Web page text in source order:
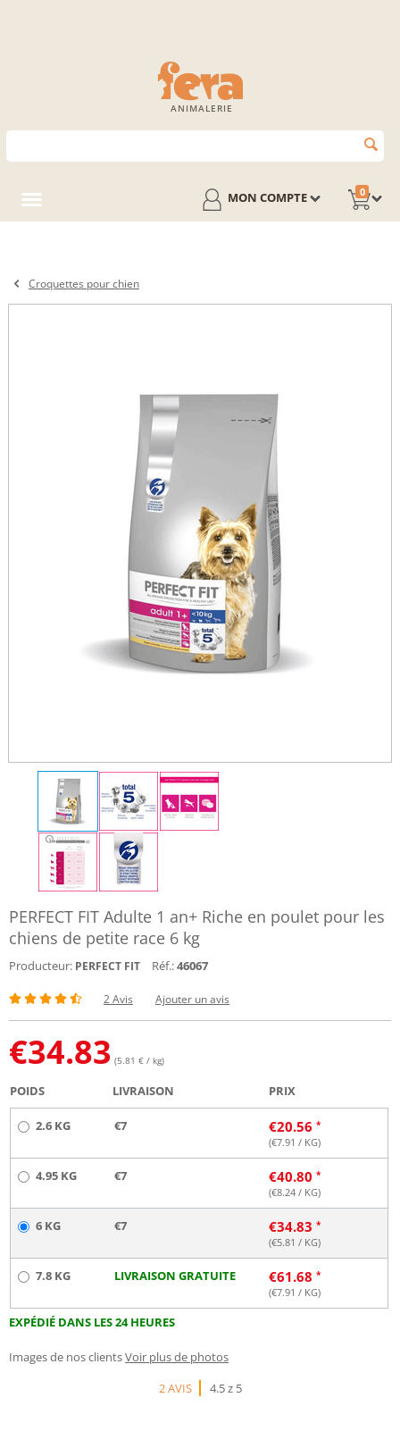
ANIMALERIE
0
MON COMPTE
Croquettes pour chien
PERFECT FIT Adulte 1 an+ Riche en poulet pour les
chiens de petite race 6 kg
Producteur: PERFECT FIT Réf.:46067
2 Avis Ajouter un avis
€34.83 (5.81 € / kg)
POIDS LIVRAISON PRIX
2.6 KG €7 €20.56
(€7.91 / KG)
4.95 KG €7 €40.80
(€8.24 / KG)
6 KG €7 €34.83
(€5.81 / KG)
7.8 KG LIVRAISON GRATUITE €61.68
(€7.91 / KG)
EXPÉDIÉ DANS LES 24 HEURES
Images de nos clientsVoir plus de photos
2 AVIS
4.5 z 5